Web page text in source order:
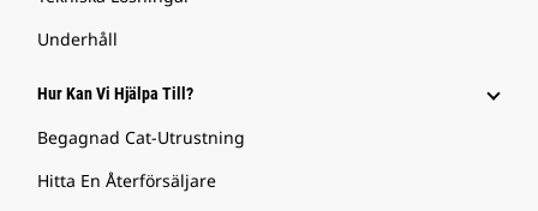
Underhåll
Hur Kan Vi Hjälpa Till?
Begagnad Cat-Utrustning
Hitta En Återförsäljare